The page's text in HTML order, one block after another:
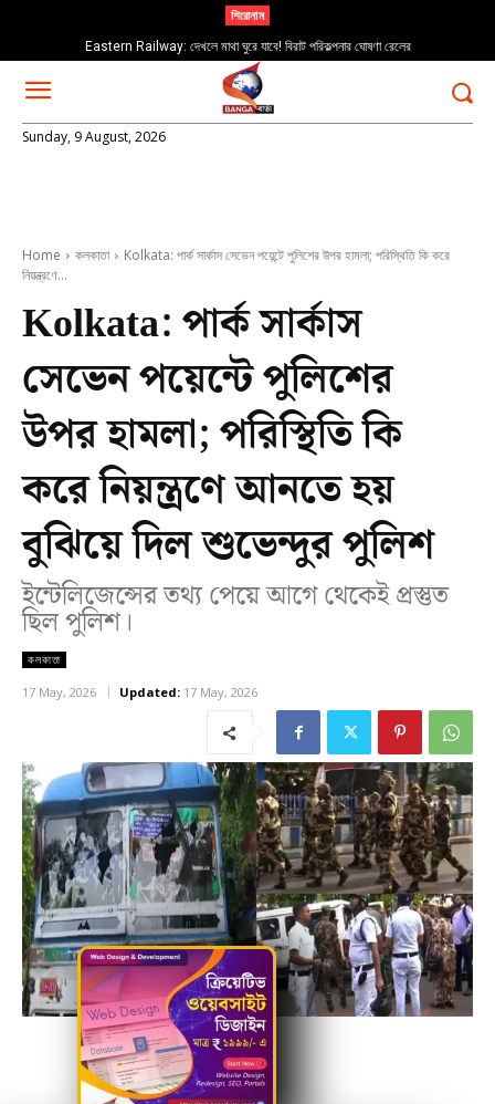
শিরোনাম
Eastern Railway: দেখলে মাথা ঘুরে যাবে! বিরাট পরিকল্পনার ঘোষণা রেলের
Sunday, 9 August, 2026
Home কলকাতা
Kolkata: পার্ক সার্কাস সেভেন পয়েন্টে পুলিশের উপর হামলা; পরিস্থিতি কি করে
নিয়ন্ত্রণে...
Kolkata: পার্ক সার্কাস
সেভেন পয়েন্টে পুলিশের
উপর হামলা; পরিস্থিতি কি
করে নিয়ন্ত্রণে আনতে হয়
বুঝিয়ে দিল শুভেন্দুর পুলিশ
ইন্টেলিজেন্সের তথ্য পেয়ে আগে থেকেই প্রস্তুত
ছিল পুলিশ।
কলকাতা
17 May, 2026 Updated: 17 May, 2026